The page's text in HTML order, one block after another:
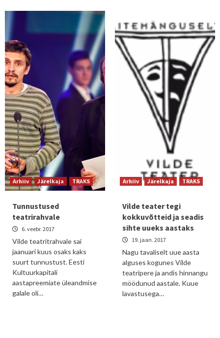
Arhiiv Järelkaja TRAKS
Tunnustused
teatrirahvale
6. veebr. 2017
Vilde teatritrahvale sai
jaanuari kuus osaks kaks
suurt tunnustust. Eesti
Kultuurkapitali
aastapreemiate üleandmise
galale oli…
Arhiiv Järelkaja TRAKS
Vilde teater tegi
kokkuvõtteid ja seadis
sihte uueks aastaks
19. jaan. 2017
Nagu tavaliselt uue aasta
alguses kogunes Vilde
teatripere ja andis hinnangu
möödunud aastale. Kuue
lavastusega…